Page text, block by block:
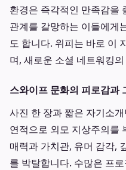
환경은 즉각적인 만족감을
관계를 갈망하는 이들에게
도 합니다. 위피는 바로 이
며, 새로운 소셜 네트워킹
스와이프 문화의 피로감과
사진 한 장과 짧은 자기소
연적으로 외모 지상주의를
매력과 가치관, 유머 감각,
를 박탈합니다. 수많은 프